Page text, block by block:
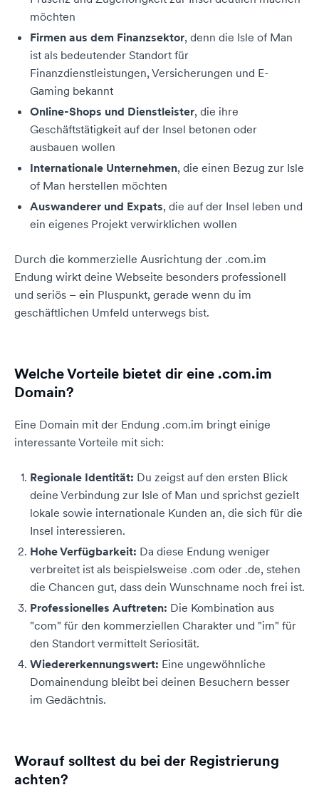
möchten
Firmen aus dem Finanzsektor, denn die Isle of Man
ist als bedeutender Standort für
Finanzdienstleistungen, Versicherungen und E-
Gaming bekannt
Online-Shops und Dienstleister, die ihre
Geschäftstätigkeit auf der Insel betonen oder
ausbauen wollen
Internationale Unternehmen, die einen Bezug zur Isle
of Man herstellen möchten
Auswanderer und Expats, die auf der Insel leben und
ein eigenes Projekt verwirklichen wollen
Durch die kommerzielle Ausrichtung der .com.im
Endung wirkt deine Webseite besonders professionell
und seriös – ein Pluspunkt, gerade wenn du im
geschäftlichen Umfeld unterwegs bist.
Welche Vorteile bietet dir eine .com.im
Domain?
Eine Domain mit der Endung .com.im bringt einige
interessante Vorteile mit sich:
Regionale Identität: Du zeigst auf den ersten Blick
deine Verbindung zur Isle of Man und sprichst gezielt
lokale sowie internationale Kunden an, die sich für die
Insel interessieren.
Hohe Verfügbarkeit: Da diese Endung weniger
verbreitet ist als beispielsweise .com oder .de, stehen
die Chancen gut, dass dein Wunschname noch frei ist.
Professionelles Auftreten: Die Kombination aus
"com" für den kommerziellen Charakter und "im" für
den Standort vermittelt Seriosität.
Wiedererkennungswert: Eine ungewöhnliche
Domainendung bleibt bei deinen Besuchern besser
im Gedächtnis.
Worauf solltest du bei der Registrierung
achten?